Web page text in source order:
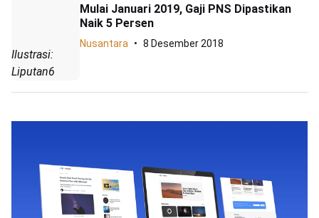
Ilustrasi:
Liputan6
Mulai Januari 2019, Gaji PNS Dipastikan
Naik 5 Persen
Nusantara 8 Desember 2018